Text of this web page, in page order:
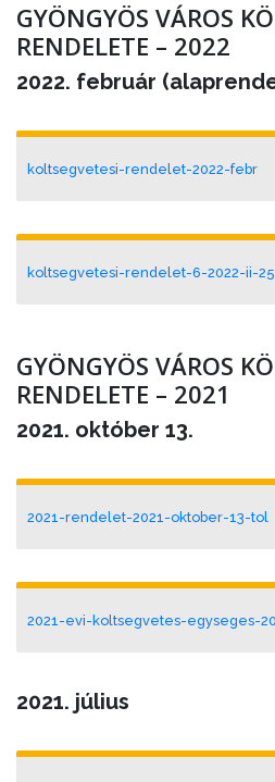
GYÖNGYÖS VÁROS
RENDELETE – 2022
2022. február
koltsegvetesi-rendelet-2022-febr
koltsegvetesi-rendelet-6-2022-ii-25
GYÖNGYÖS VÁROS
RENDELETE – 2021
2021. október 13.
2021-rendelet-2021-oktober-13-tol
2021-evi-koltsegvetes-egyseges-
2021. július